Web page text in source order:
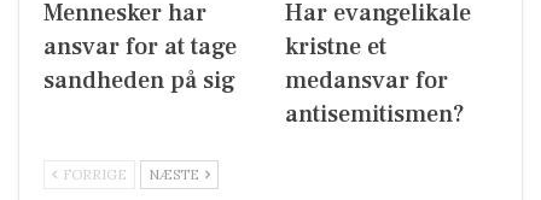
Mennesker har
ansvar for at tage
sandheden på sig
Har evangelikale
kristne et
medansvar for
antisemitismen?
FORRIGE NÆSTE